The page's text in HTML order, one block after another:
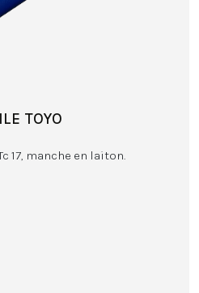
TOYO
17, manche en laiton.